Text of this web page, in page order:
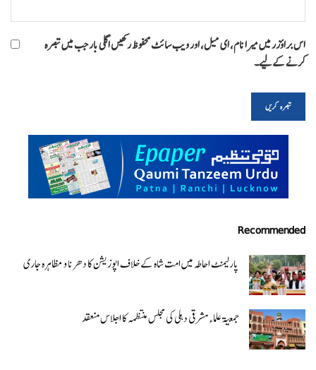
اس براؤزر میں میرا نام، ای میل، اور ویب سائٹ محفوظ رکھیں اگلی بار جب میں تبصرہ
کرنے کےلیے۔
Recommended
پارلیمنٹ احاطہ میں امت شاہ کے خلاف اپوزیشن کا دھرنا و مظاہرہ جاری
جمعیۃ علماء مشرقی دہلی کی مجلس منتظمہ کا اجلاس منعقد